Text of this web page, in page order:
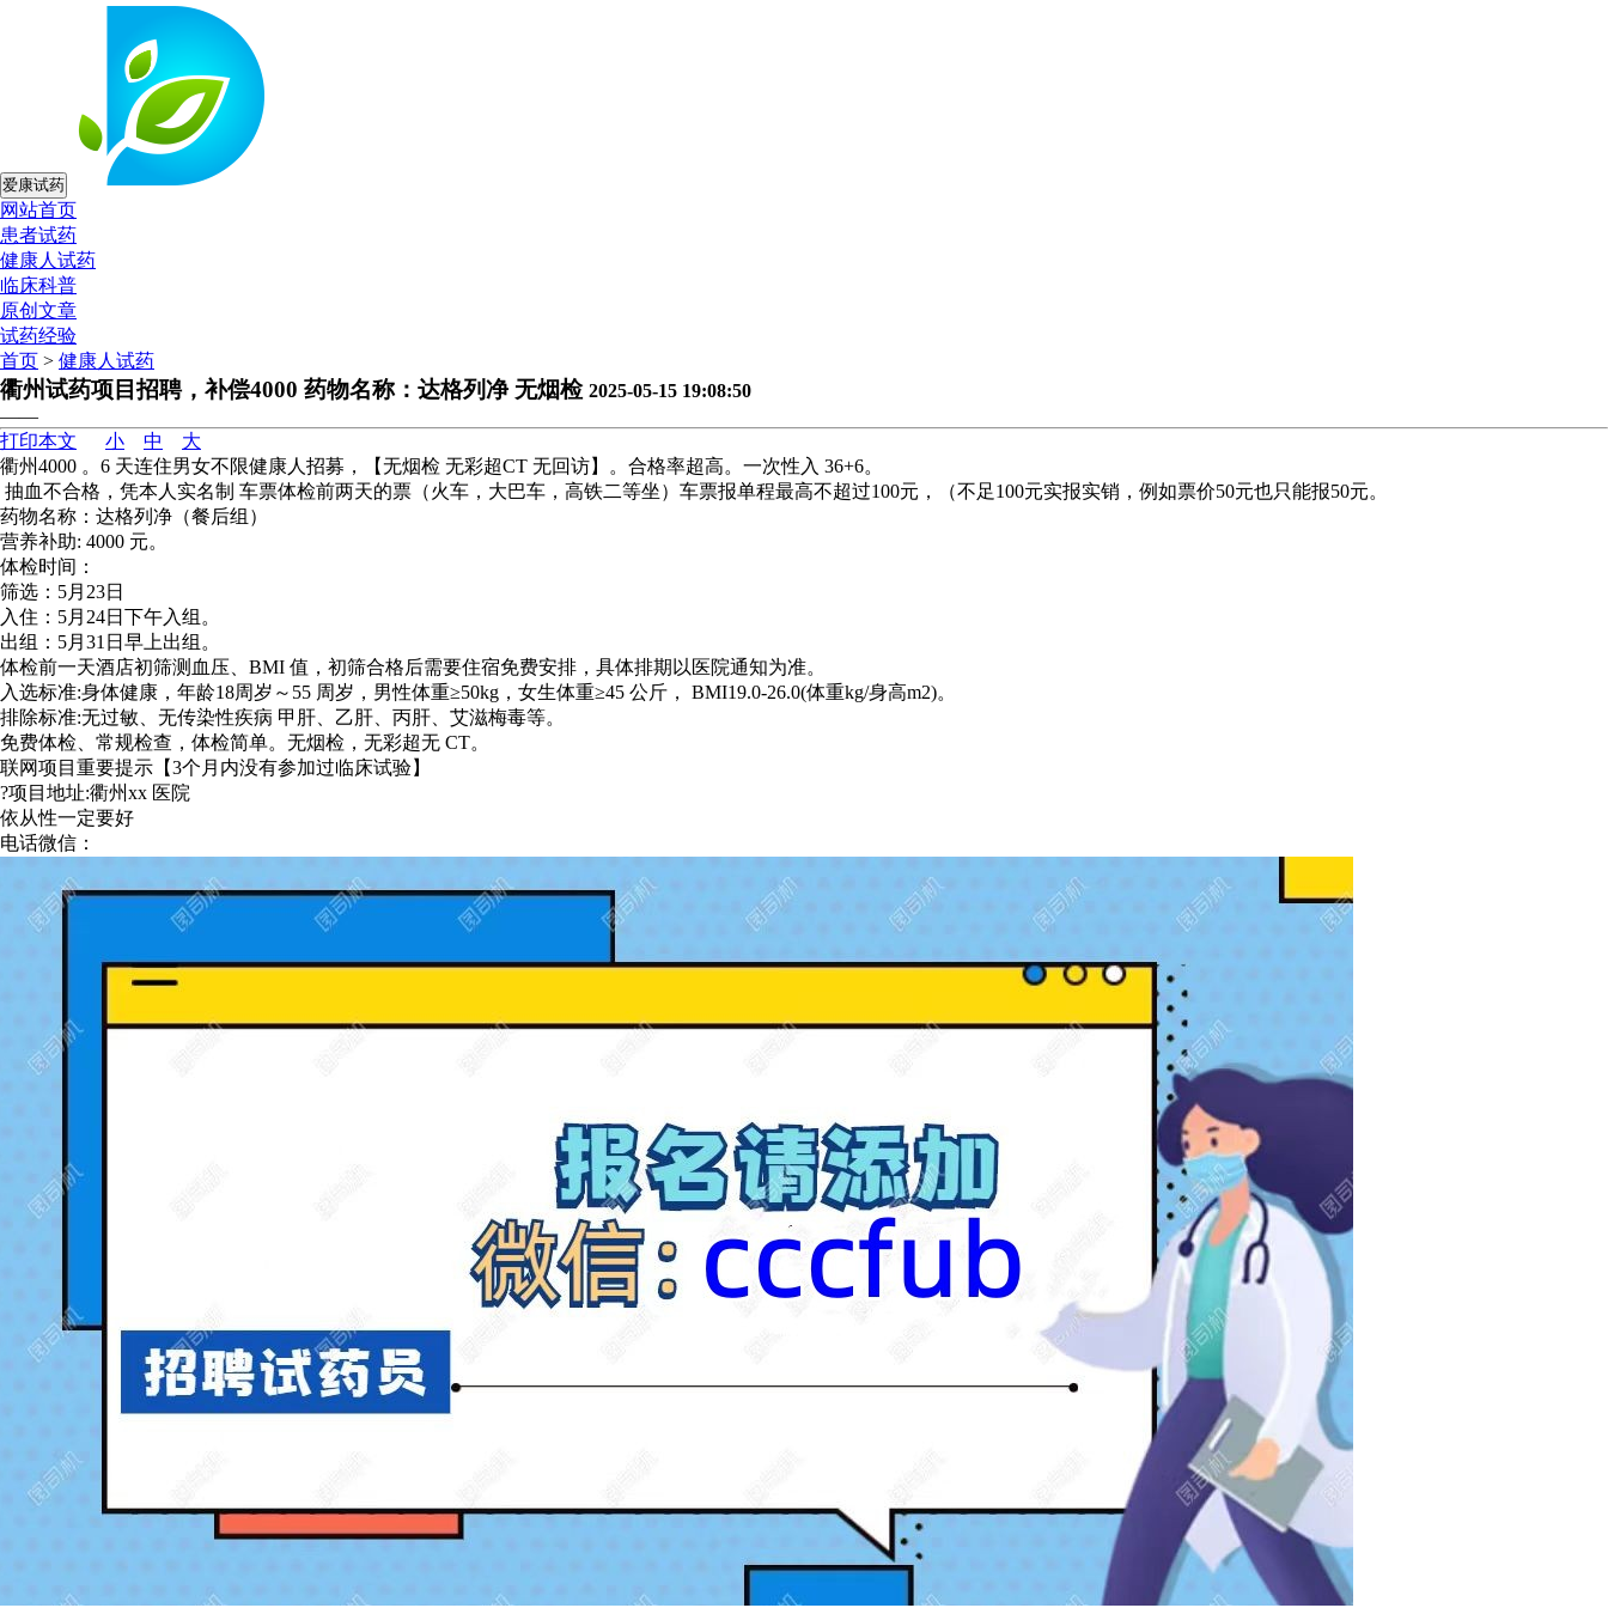
爱康试药
网站首页
患者试药
健康人试药
临床科普
原创文章
试药经验
首页 > 健康人试药
衢州试药项目招聘，补偿4000 药物名称：达格列净 无烟检 2025-05-15 19:08:50
——
打印本文
小 中
大
衢州4000 。6 天连住男女不限健康人招募，【无烟检 无彩超CT 无回访】。合格率超高。一次性入 36+6。
抽血不合格，凭本人实名制 车票体检前两天的票（火车，大巴车，高铁二等坐）车票报单程最高不超过100元，（不足100元实报实销，例如票价50元也只能报50元。
药物名称：达格列净（餐后组）
营养补助: 4000 元。
体检时间：
筛选：5月23日
入住：5月24日下午入组。
出组：5月31日早上出组。
体检前一天酒店初筛测血压、BMI 值，初筛合格后需要住宿免费安排，具体排期以医院通知为准。
入选标准:身体健康，年龄18周岁～55 周岁，男性体重≥50kg，女生体重≥45 公斤， BMI19.0-26.0(体重kg/身高m2)。
排除标准:无过敏、无传染性疾病 甲肝、乙肝、丙肝、艾滋梅毒等。
免费体检、常规检查，体检简单。无烟检，无彩超无 CT。
联网项目重要提示【3个月内没有参加过临床试验】
?项目地址:衢州xx 医院
依从性一定要好
电话微信：